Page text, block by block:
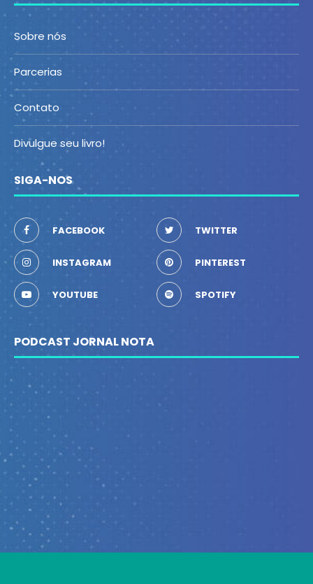
Sobre nós
Parcerias
Contato
Divulgue seu livro!
SIGA-NOS
FACEBOOK TWITTER
INSTAGRAM PINTEREST
YOUTUBE SPOTIFY
PODCAST JORNAL NOTA